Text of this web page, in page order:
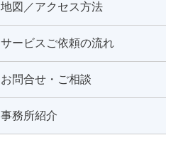
地図／アクセス方法
サービスご依頼の流れ
お問合せ・ご相談
事務所紹介